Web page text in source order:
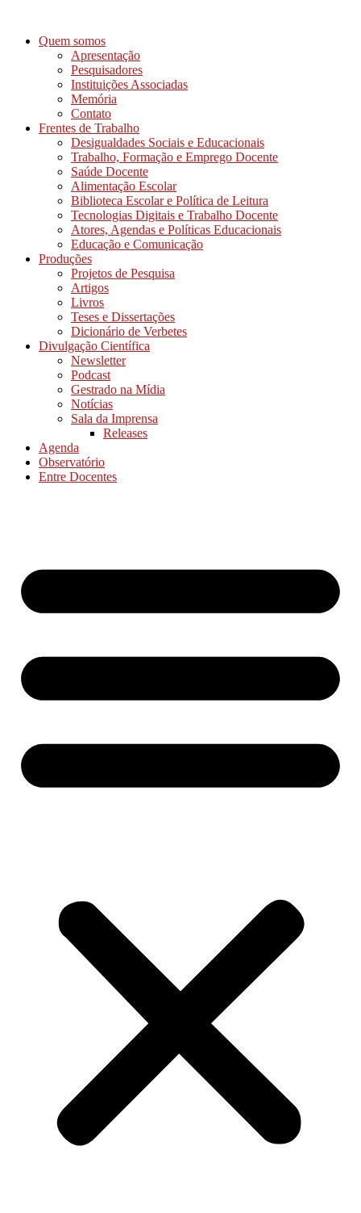
Quem somos
Apresentação
Pesquisadores
Instituições Associadas
Memória
Contato
Frentes de Trabalho
Desigualdades Sociais e Educacionais
Trabalho, Formação e Emprego Docente
Saúde Docente
Alimentação Escolar
Biblioteca Escolar e Política de Leitura
Tecnologias Digitais e Trabalho Docente
Atores, Agendas e Políticas Educacionais
Educação e Comunicação
Produções
Projetos de Pesquisa
Artigos
Livros
Teses e Dissertações
Dicionário de Verbetes
Divulgação Científica
Newsletter
Podcast
Gestrado na Mídia
Notícias
Sala da Imprensa
Releases
Agenda
Observatório
Entre Docentes